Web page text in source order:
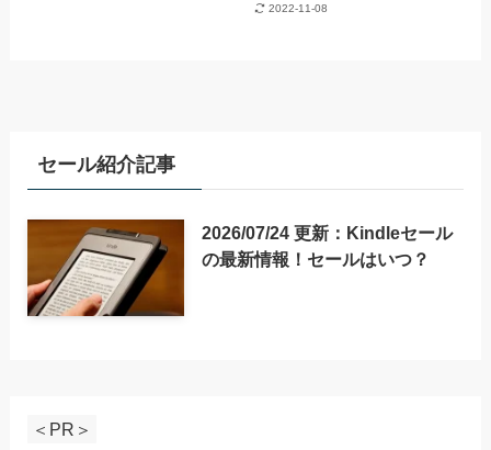
2022-11-08
セール紹介記事
2026/07/24 更新：Kindleセール
の最新情報！セールはいつ？
＜PR＞